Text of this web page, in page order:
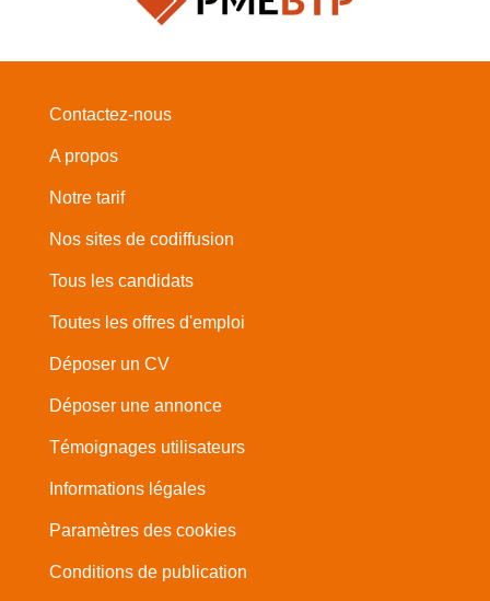
Contactez-nous
A propos
Notre tarif
Nos sites de codiffusion
Tous les candidats
Toutes les offres d'emploi
Déposer un CV
Déposer une annonce
Témoignages utilisateurs
Informations légales
Paramètres des cookies
Conditions de publication